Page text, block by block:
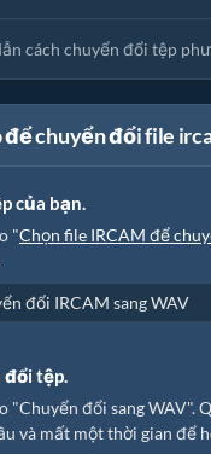
cách chuyển đổi tệp
để chuyển đổi file
của bạn.
"Chọn file IRCAM để
đổi tệp.
"Chuyển đổi sang WAV".
và mất một thời gian để